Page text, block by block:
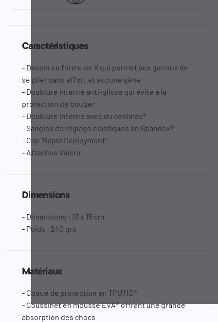
Caractéristiques
- Dessin en forme de X qui permet aux genoux de
se plier sans effort et aucune gêne
- Doublure interne anti-glisse qui évite à la
protection de bouger
- Doublure interne avec du coolmax®
- Sangles de réglage élastiques en Spandex®
- Clip "Rapid Deployment"
- Attaches Velcro
Dimensions
- Dimensions : 13 x 15 cm
- Poids : 240 grs
Matériaux
- Coque de protection en TPU71D®
- Coussinet en mousse EVA® offrant une grande
absorption des chocs